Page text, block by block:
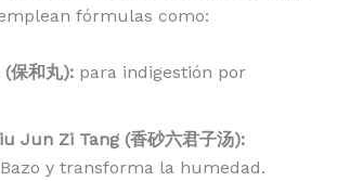
fórmulas como:
保和丸):para indigestión por
Jun Zi Tang (香砂六君子汤):
y transforma la humedad.